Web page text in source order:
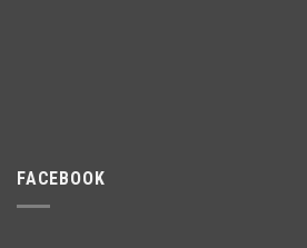
FACEBOOK